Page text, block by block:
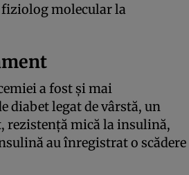
fiziolog molecular la
a fost și mai
diabet legat de vârstă, un
rezistență mică la insulină,
au înregistrat o scădere